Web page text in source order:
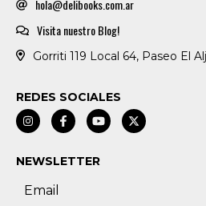
hola@delibooks.com.ar
Visita nuestro Blog!
Gorriti 119 Local 64, Paseo El
REDES SOCIALES
NEWSLETTER